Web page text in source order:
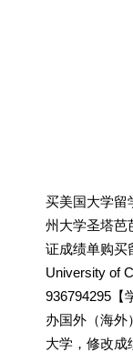
买美国大学留
州大学圣塔芭
证成绩单购买
University of
936794295【
办国外（海外
大学，修改成